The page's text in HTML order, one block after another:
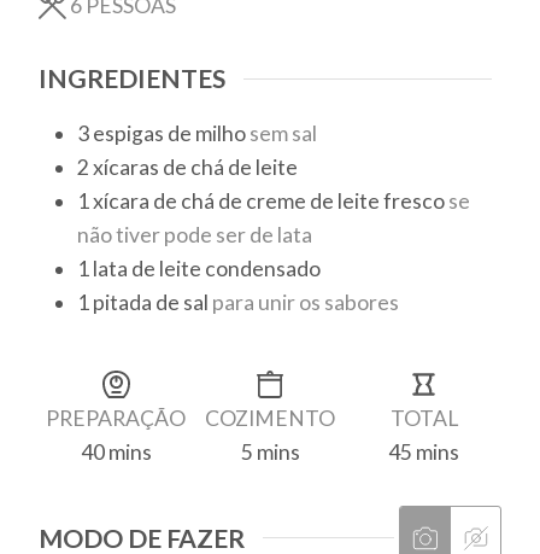
INGREDIENTES
3espigas de milhosem sal
2 xícaras de chá de leite
1xícara de chá de creme de leite frescose
não tiver pode ser de lata
1lata de leite condensado
1pitada de sal para unir os sabores
PREPARAÇÃO
40minutes
mins
COZIMENTO
5minutes
mins
TOTAL
45 minutes
mins
MODO DE FAZER